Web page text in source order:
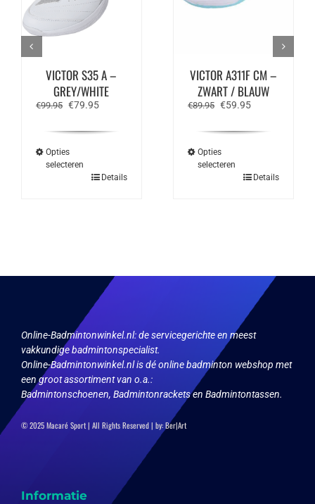
VICTOR S35 A –
GREY/WHITE
€99.95 Oorspronkelijke
€79.95Huidige
Opties
selecteren
Dit
worden
productpagina
Details
VICTOR A311F CM –
ZWART / BLAUW
€89.95 Oorspronkelijke
€59.95Huidige
Opties
selecteren
Dit
worden
productpagina
Details
Online-Badmintonwinkel.nl:de servicegerichte en meest
vakkundige badmintonspecialist.
Online-Badmintonwinkel.nl is dé online badminton webshop met
een groot assortiment van o.a.:
Badmintonschoenen, Badmintonrackets en Badmintontassen.
© 2025 Macaré Sport | All Rights Reserved | by:Ber|Art
Informatie